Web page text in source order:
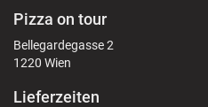
Pizza on tour
Bellegardegasse 2
1220 Wien
Lieferzeiten